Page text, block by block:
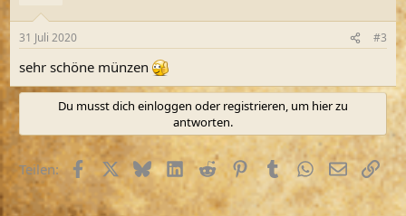
31 Juli 2020 #3
sehr schöne münzen
Du musst dich einloggen oder registrieren, um hier zu
antworten.
Teilen: FacebookX (Twitter)
BlueskyLinkedIn
Reddit Pinterest
TumblrWhatsApp
E-MailLink